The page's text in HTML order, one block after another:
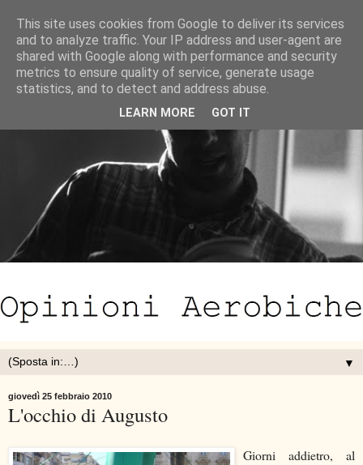
▼
giovedì 25 febbraio 2010
L'occhio di Augusto
Giorni addietro, al
This site uses cookies from Google to deliver its services
and to analyze traffic. Your IP address and user-agent are
shared with Google along with performance and security
metrics to ensure quality of service, generate usage
statistics, and to detect and address abuse.
LEARN MORE GOT IT